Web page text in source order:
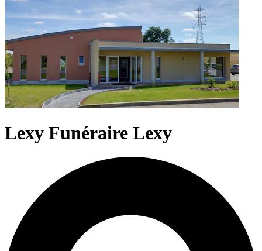
Lexy Funéraire Lexy